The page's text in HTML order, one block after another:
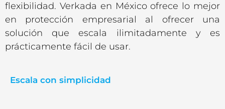
flexibilidad. Verkada en México ofrece lo mejor
en protección empresarial al ofrecer una
solución que escala ilimitadamente y es
prácticamente fácil de usar.
Escala con simplicidad